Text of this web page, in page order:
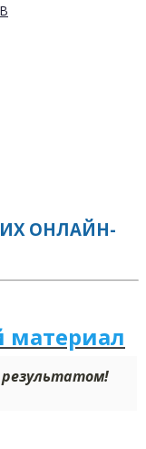
ОНЛАЙН-
материал
результатом!